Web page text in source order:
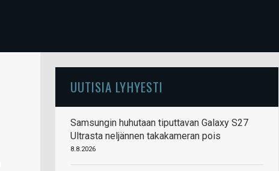
UUTISIA LYHYESTI
Samsungin huhutaan tiputtavan Galaxy S27
Ultrasta neljännen takakameran pois
8.8.2026